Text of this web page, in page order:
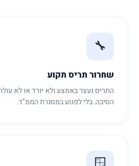
🔧
שחרור תריס תקוע
התריס נעצר באמצע ולא יורד או לא
הסיבה. בלי לפגוע במסגרת הממ"ד.